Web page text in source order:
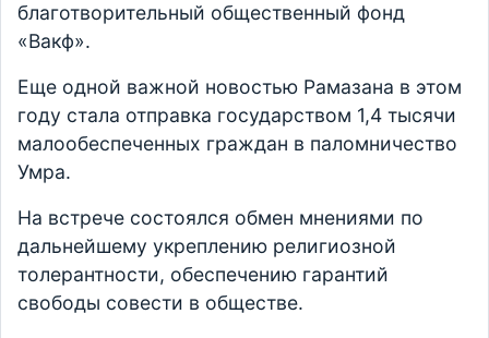
благотворительный общественный фонд
«Вакф».
Еще одной важной новостью Рамазана в этом
году стала отправка государством 1,4 тысячи
малообеспеченных граждан в паломничество
Умра.
На встрече состоялся обмен мнениями по
дальнейшему укреплению религиозной
толерантности, обеспечению гарантий
свободы совести в обществе.